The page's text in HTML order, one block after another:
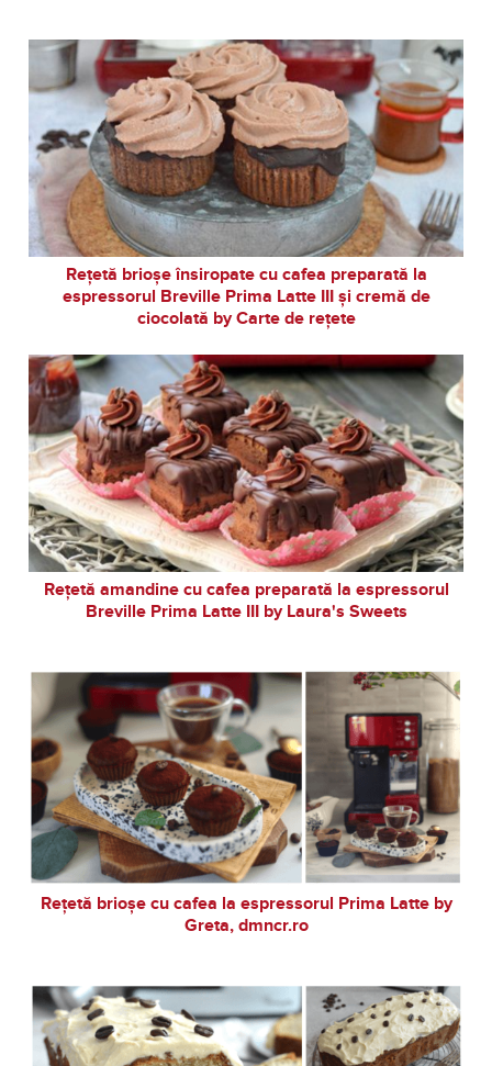
Rețetă brioșe însiropate cu cafea preparată la
espressorul Breville Prima Latte III și cremă de
ciocolată by Carte de rețete
Rețetă amandine cu cafea preparată la espressorul
Breville Prima Latte III by Laura's Sweets
Rețetă brioșe cu cafea la espressorul Prima Latte by
Greta, dmncr.ro